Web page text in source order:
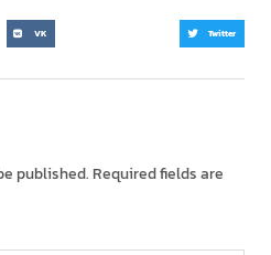
VK Twitter
published. Required fields are